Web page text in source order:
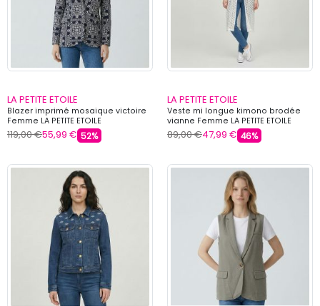
LA PETITE ETOILE
Blazer imprimé mosaique victoire
Femme LA PETITE ETOILE
119,00 €55,99 € 52%
LA PETITE ETOILE
Veste mi longue kimono brodée
vianne Femme LA PETITE ETOILE
89,00 €47,99 € 46%